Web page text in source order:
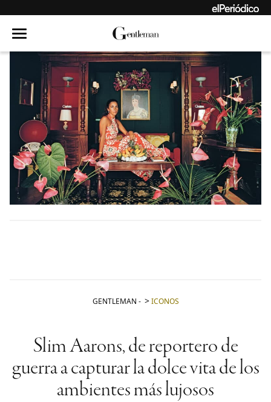
GENTLEMAN - ICONOS
Slim Aarons, de reportero de
guerra a capturar la dolce vita de los
ambientes más lujosos